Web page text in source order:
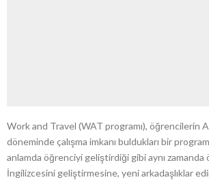
Work and Travel (WAT programı), öğrencilerin
döneminde çalışma imkanı buldukları bir
anlamda öğrenciyi geliştirdiği gibi aynı zamanda
İngilizcesini geliştirmesine, yeni arkadaşlıklar